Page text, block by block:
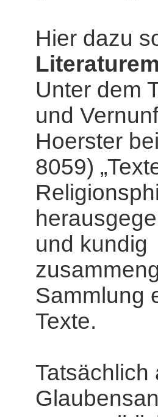
Hier dazu
Unter dem
und
Hoerster
8059)
und kundig
Sammlung
Texte.
Tatsächlich